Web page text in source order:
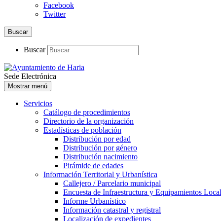
Facebook
Twitter
Buscar
Buscar
Sede Electrónica
Mostrar menú
Servicios
Catálogo de procedimientos
Directorio de la organización
Estadísticas de población
Distribución por edad
Distribución por género
Distribución nacimiento
Pirámide de edades
Información Territorial y Urbanística
Callejero / Parcelario municipal
Encuesta de Infraestructura y Equipamientos
Informe Urbanístico
Información catastral y registral
Localización de expedientes